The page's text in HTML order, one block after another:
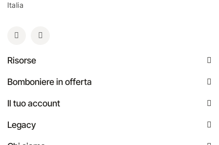
Italia
Risorse
Bomboniere in offerta
Il tuo account
Legacy